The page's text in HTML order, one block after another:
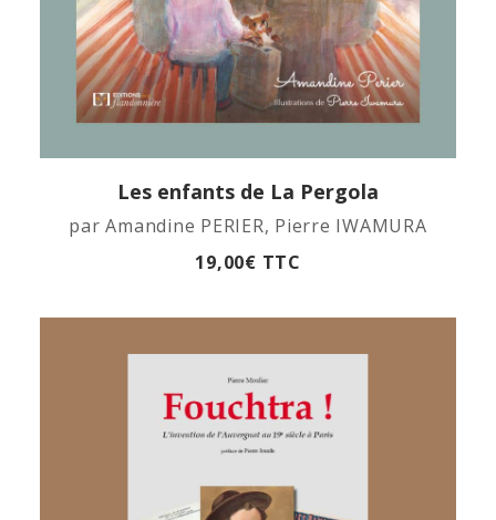
APERÇU RAPIDE
Les enfants de La Pergola
par Amandine PERIER, Pierre IWAMURA
19,00€ TTC